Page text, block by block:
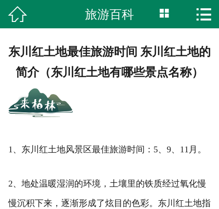
首页
柏林古镇
网上商城
综合内容
 旅游百科  
东川红土地最佳旅游时间 东川红土地的
简介（东川红土地有哪些景点名称）
1、东川红土地风景区最佳旅游时间：5、9、11月。
2、地处温暖湿润的环境，土壤里的铁质经过氧化慢
慢沉积下来，逐渐形成了炫目的色彩。东川红土地指